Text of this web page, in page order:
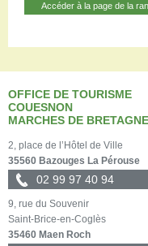
Accéder à la page de la
OFFICE DE TOURISME
COUESNON
MARCHES DE BRETAGNE
2, place de l’Hôtel de Ville
35560 Bazouges La Pérouse
02 99 97 40 94
9, rue du Souvenir
Saint-Brice-en-Coglès
35460 Maen Roch